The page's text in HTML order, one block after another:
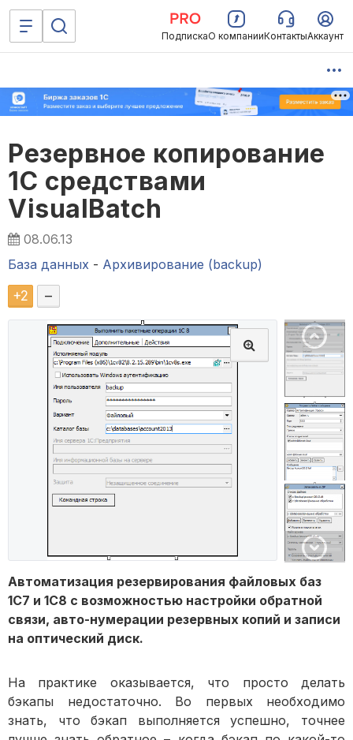
ПодпискаО компанииКонтактыАккаунт
Резервное копирование
1С средствами
VisualBatch
08.06.13
База данных - Архивирование (backup)
+2 –
Автоматизация резервирования файловых баз
1С7 и 1С8 с возможностью настройки обратной
связи, авто-нумерации резервных копий и записи
на оптический диск.
На практике оказывается, что просто делать
бэкапы недостаточно. Во первых необходимо
знать, что бэкап выполняется успешно, точнее